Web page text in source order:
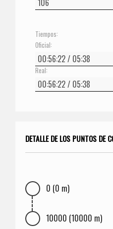
Tiempos:
Oficial:
Real:
DETALLE DE LOS PUNTOS DE
0 (0 m)
10000 (10000 m)